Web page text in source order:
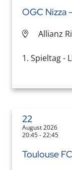
OGC Nizza
Allianz
1. Spieltag -
22
August 2026
20:45 - 22:45
Toulouse